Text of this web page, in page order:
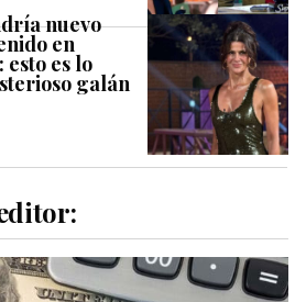
nuevo
en
esto es lo
galán